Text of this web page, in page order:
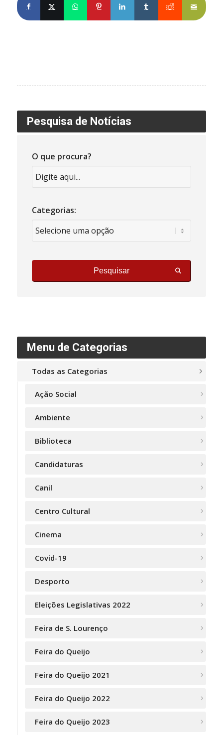
Partilhe no Facebook
Partilhe no X
Share on WhatsApp
Partilhe no Pinterest
Partilhe no LinkedIn
Partilhe no Tumblr
Partilhe no
Pesquisa de Notícias
O que procura?
Categorias:
Pesquisar
Menu de Categorias
Todas as Categorias
Ação Social
Ambiente
Biblioteca
Candidaturas
Canil
Centro Cultural
Cinema
Covid-19
Desporto
Eleições Legislativas 2022
Feira de S. Lourenço
Feira do Queijo
Feira do Queijo 2021
Feira do Queijo 2022
Feira do Queijo 2023